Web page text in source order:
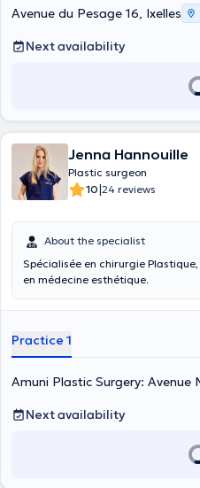
Avenue du Pesage 16, Ixelles
Next availability
Jenna Hannouille
Plastic surgeon
10|24 reviews
About the specialist
Spécialisée en chirurgie
en médecine esthétique.
Practice 1
Amuni Plastic Surgery: Avenue
Next availability